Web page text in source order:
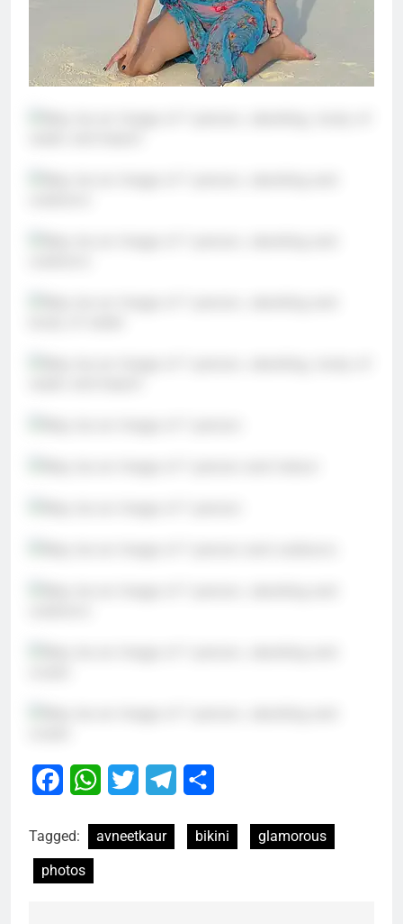
FacebookWhatsApp
Twitter Telegram
Tagged: avneetkaur bikini
glamorous
photos